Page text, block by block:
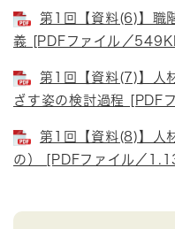
第1回【資料(6)】職
義 [PDFファイル／
第1回【資料(7)】人
ざす姿の検討過程 [PDF
第1回【資料(8)】人
の） [PDFファイル／